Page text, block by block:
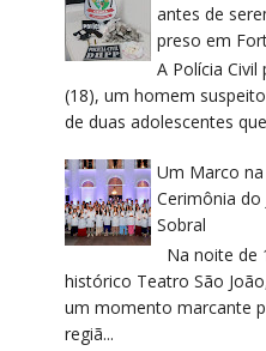
antes de
preso em
A Polícia
(18), um homem
de duas adolescentes
Um Marco
Cerimônia do
Sobral
Na noite de
histórico Teatro São
um momento marcante
regiã...